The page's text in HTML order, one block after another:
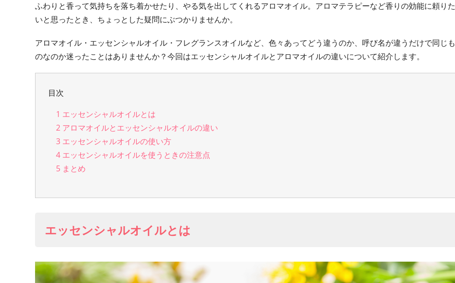
ふわりと香って気持ちを落ち着かせたり、やる気を出してくれるアロマオイル。アロマテラピーなど香りの効能に頼りた
いと思ったとき、ちょっとした疑問にぶつかりませんか。
アロマオイル・エッセンシャルオイル・フレグランスオイルなど、色々あってどう違うのか、呼び名が違うだけで同じも
のなのか迷ったことはありませんか？今回はエッセンシャルオイルとアロマオイルの違いについて紹介します。
目次
1 エッセンシャルオイルとは
2 アロマオイルとエッセンシャルオイルの違い
3 エッセンシャルオイルの使い方
4 エッセンシャルオイルを使うときの注意点
5 まとめ
エッセンシャルオイルとは